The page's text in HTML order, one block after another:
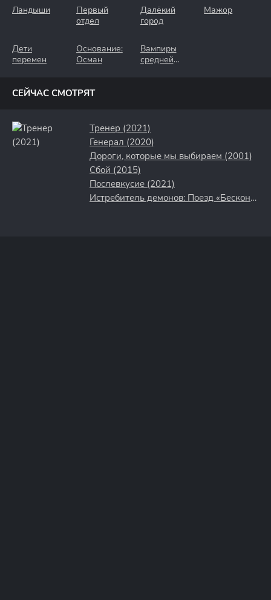
Ландыши
Первый
отдел
Далёкий
город
Мажор
Дети
перемен
Основание:
Осман
Вампиры
средней
СЕЙЧАС СМОТРЯТ
Тренер (2021)
Генерал (2020)
Дороги, которые мы выбираем (2001)
Сбой (2015)
Послевкусие (2021)
Истребитель демонов: Поезд «Бесконечный» (2021)